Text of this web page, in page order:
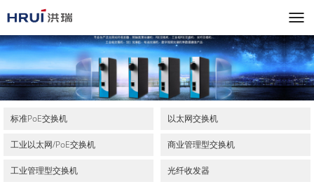
标准PoE交换机 以太网交换机
工业以太网/PoE交换机 商业管理型交换机
工业管理型交换机 光纤收发器